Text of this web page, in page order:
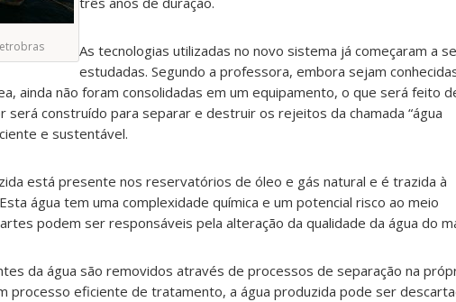
As tecnologias utilizadas no novo sistema já começaram a
estudadas. Segundo a professora, embora sejam
ainda não foram consolidadas em um equipamento, o que será feito
será construído para separar e destruir os rejeitos da chamada “água
e sustentável.
está presente nos reservatórios de óleo e gás natural e é trazida à
água tem uma complexidade química e um potencial risco ao meio
podem ser responsáveis pela alteração da qualidade da água do
da água são removidos através de processos de separação na
processo eficiente de tratamento, a água produzida pode ser